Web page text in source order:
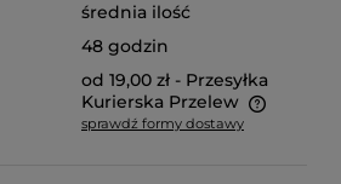
średnia ilość
48 godzin
od 19,00 zł - Przesyłka
Kurierska Przelew
kosztów płatności
sprawdź formy dostawy